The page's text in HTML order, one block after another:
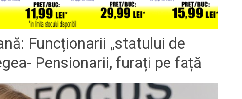
Funcționarii „statului de
Pensionarii, furați pe față